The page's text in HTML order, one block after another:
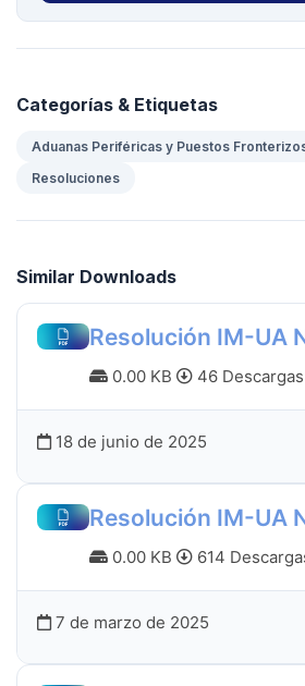
Categorías & Etiquetas
Aduanas Periféricas y Puestos
Resoluciones
Similar Downloads
Resolución IM-UA
0.00 KB 46 Descargas
18 de junio de 2025
Resolución IM-UA
0.00 KB 614
7 de marzo de 2025